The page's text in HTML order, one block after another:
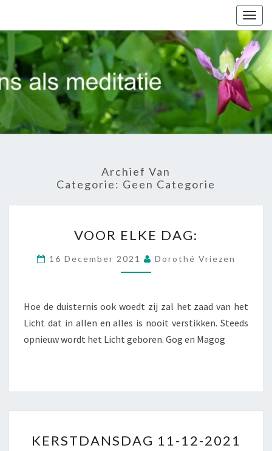
Al
Dansend
Op Weg
Archief Van
Categorie: Geen Categorie
ELKE
DAG:
VOOR ELKE DAG:
16 December 2021 Dorothé Vriezen
Hoe de duisternis ook woedt zij zal het zaad van het
Licht dat in allen en alles is nooit verstikken. Steeds
opnieuw wordt het Licht geboren. Gog en Magog
11-
KERSTDANSDAG 11-12-2021